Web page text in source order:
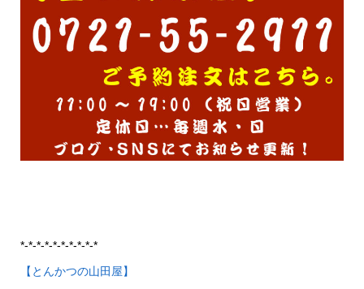
*-*-*-*-*-*-*-*-*-*
【とんかつの山田屋】